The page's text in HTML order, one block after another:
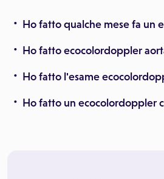
Ho fatto qualche mese fa un
Ho fatto ecocolordoppler
Ho fatto l'esame
Ho fatto un ecocolordoppler